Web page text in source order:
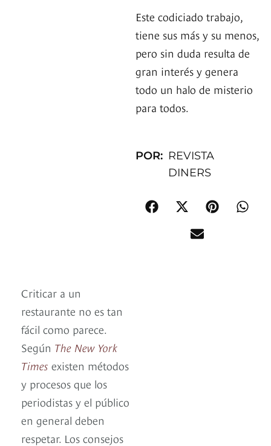
Este codiciado trabajo,
tiene sus más y su menos,
pero sin duda resulta de
gran interés y genera
todo un halo de misterio
para todos.
POR: REVISTA
DINERS
Criticar a un
restaurante no es tan
fácil como parece.
Según The New York
Times existen métodos
y procesos que los
periodistas y el público
en general deben
respetar. Los consejos